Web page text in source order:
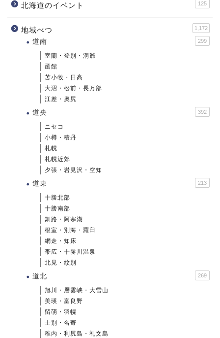
北海道のイベント 125
地域べつ 1,172
道南 299
室蘭・登別・洞爺
函館
苫小牧・日高
大沼・松前・長万部
江差・奥尻
道央 392
ニセコ
小樽・積丹
札幌
札幌近郊
夕張・岩見沢・空知
道東 213
十勝北部
十勝南部
釧路・阿寒湖
根室・別海・羅臼
網走・知床
帯広・十勝川温泉
北見・紋別
道北 269
旭川・層雲峡・大雪山
美瑛・富良野
留萌・羽幌
士別・名寄
稚内・利尻島・礼文島